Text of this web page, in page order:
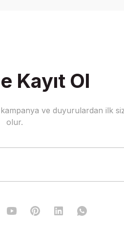
Gönder
Kayıt Ol
ve duyurulardan ilk
olur.